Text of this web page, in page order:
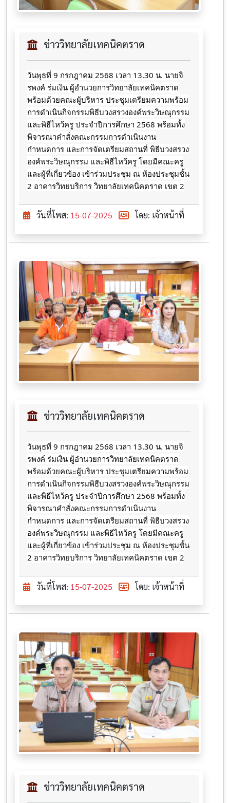
ข่าววิทยาลัยเทคนิคตราด
วันพุธที่ 9 กรกฎาคม 2568 เวลา 13.30 น. นายจิ
รพงค์ ร่มเงิน ผู้อำนวยการวิทยาลัยเทคนิคตราด
พร้อมด้วยคณะผู้บริหาร ประชุมเตรียมความพร้อม
การดำเนินกิจกรรมพิธีบวงสรวงองค์พระวิษณุกรรม
และพิธีไหว้ครู ประจำปีการศึกษา 2568 พร้อมทั้ง
พิจารณาคำสั่งคณะกรรมการดำเนินงาน
กำหนดการ และการจัดเตรียมสถานที่ พิธีบวงสรวง
องค์พระวิษณุกรรม และพิธีไหว้ครู โดยมีคณะครู
และผู้ที่เกี่ยวข้อง เข้าร่วมประชุม ณ ห้องประชุมชั้น
2 อาคารวิทยบริการ วิทยาลัยเทคนิคตราด เขต 2
วันที่โพส: 15-07-2025 โดย: เจ้าหน้าที่
ข่าววิทยาลัยเทคนิคตราด
วันพุธที่ 9 กรกฎาคม 2568 เวลา 13.30 น. นายจิ
รพงค์ ร่มเงิน ผู้อำนวยการวิทยาลัยเทคนิคตราด
พร้อมด้วยคณะผู้บริหาร ประชุมเตรียมความพร้อม
การดำเนินกิจกรรมพิธีบวงสรวงองค์พระวิษณุกรรม
และพิธีไหว้ครู ประจำปีการศึกษา 2568 พร้อมทั้ง
พิจารณาคำสั่งคณะกรรมการดำเนินงาน
กำหนดการ และการจัดเตรียมสถานที่ พิธีบวงสรวง
องค์พระวิษณุกรรม และพิธีไหว้ครู โดยมีคณะครู
และผู้ที่เกี่ยวข้อง เข้าร่วมประชุม ณ ห้องประชุมชั้น
2 อาคารวิทยบริการ วิทยาลัยเทคนิคตราด เขต 2
วันที่โพส: 15-07-2025 โดย: เจ้าหน้าที่
ข่าววิทยาลัยเทคนิคตราด